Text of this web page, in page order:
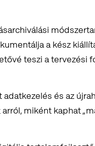
a kész
teszi a tervezési
és az
miként kaphat